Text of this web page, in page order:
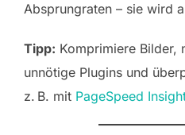
Absprungraten – sie wird
Tipp: Komprimiere Bilder,
unnötige Plugins und
z. B. mit PageSpeed